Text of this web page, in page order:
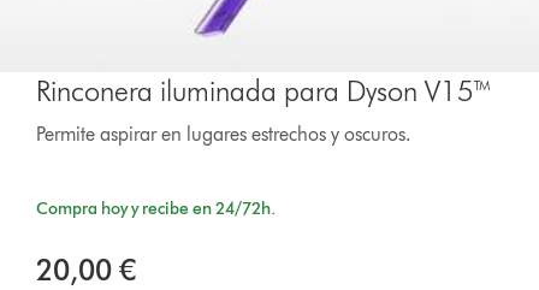
Rinconera iluminada para Dyson V15™
Permite aspirar en lugares estrechos y oscuros.
Compra hoy y recibe en 24/72h.
20,00 €